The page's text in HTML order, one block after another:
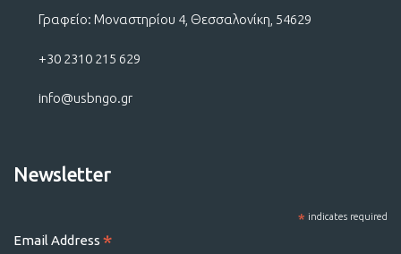
Γραφείο: Μοναστηρίου 4, Θεσσαλονίκη, 54629
+30 2310 215 629
info@usbngo.gr
Newsletter
* indicates required
Email Address *